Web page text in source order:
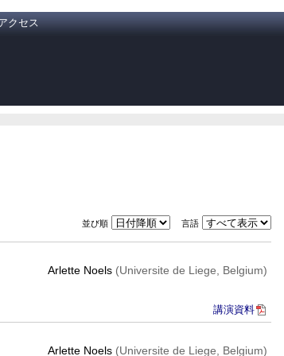
クセス
並び順 言語
Arlette Noels (Universite de Liege, Belgium)
講演資料
Arlette Noels (Universite de Liege, Belgium)